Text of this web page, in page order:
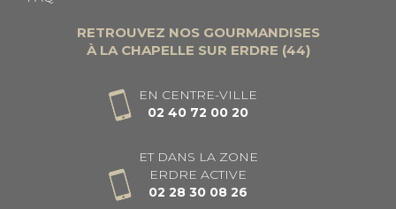
RETROUVEZ NOS GOURMANDISES
À LA CHAPELLE SUR ERDRE (44)
EN CENTRE-VILLE
02 40 72 00 20
ET DANS LA ZONE
ERDRE ACTIVE
02 28 30 08 26